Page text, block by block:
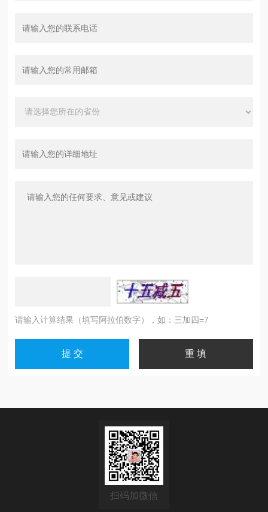
请输入计算结果（填写阿拉伯数字），如：三加四=7
扫码加微信